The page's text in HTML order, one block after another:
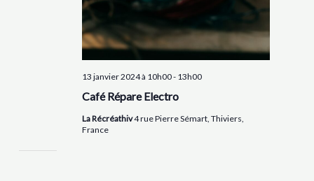
Café Répare Electro
13 janvier 2024 à 10h00- 13h00
La Récréathiv4 rue Pierre Sémart, Thiviers,
France